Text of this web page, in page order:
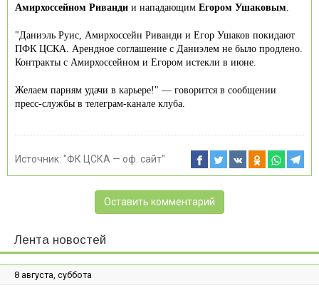
Амирхоссейном Риванди и нападающим Егором Ушаковым
"Даниэль Руис, Амирхоссейн Риванди и Егор Ушаков покидают
ПФК ЦСКА. Арендное соглашение с Даниэлем не было продлено.
Контракты с Амирхоссейном и Егором истекли в июне.
Желаем парням удачи в карьере!" — говорится в сообщении
пресс-службы в телеграм-канале клуба.
Источник: "ФК ЦСКА — оф. сайт"
Оставить комментарий
Лента новостей
8 августа, суббота